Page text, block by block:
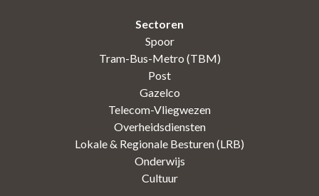
Sectoren
Spoor
Tram-Bus-Metro (TBM)
Post
Gazelco
Telecom-Vliegwezen
Overheidsdiensten
Lokale & Regionale Besturen (LRB)
Onderwijs
Cultuur